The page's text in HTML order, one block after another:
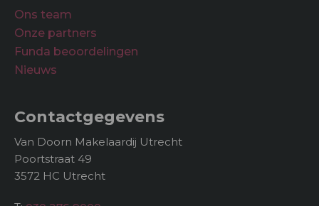
Ons team
Onze partners
Funda beoordelingen
Nieuws
Contactgegevens
Van Doorn Makelaardij Utrecht
Poortstraat 49
3572 HC Utrecht